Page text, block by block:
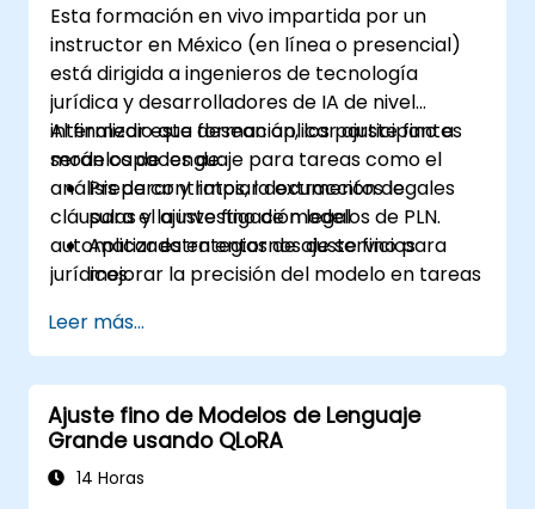
seguridad y la protección de datos.
Esta formación en vivo impartida por un
instructor en México (en línea o presencial)
está dirigida a ingenieros de tecnología
jurídica y desarrolladores de IA de nivel
intermedio que desean aplicar ajuste fino a
modelos de lenguaje para tareas como el
análisis de contratos, la extracción de
cláusulas y la investigación legal
automatizada en entornos de servicios
jurídicos.
Al finalizar esta formación, los participantes
serán capaces de:
Preparar y limpiar documentos legales
para el ajuste fino de modelos de PLN.
Aplicar estrategias de ajuste fino para
mejorar la precisión del modelo en tareas
Implementar los modelos para apoyar la
revisión, clasificación e investigación de
contratos.
Garantizar el cumplimiento normativo, la
auditoría y la trazabilidad de las salidas de
IA en contextos legales.
Leer más...
Ajuste fino de Modelos de Lenguaje
Grande usando QLoRA
14 Horas